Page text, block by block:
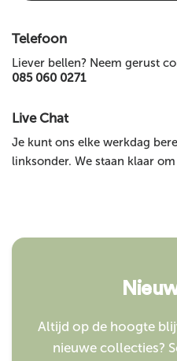
Telefoon
Liever bellen? Neem gerust
085 060 0271
Live Chat
Je kunt ons elke werkdag
linksonder. We staan klaar
Altijd op de hoogte
nieuwe collecties?